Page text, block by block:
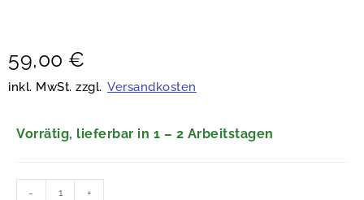
59,00 €
inkl. MwSt. zzgl. Versandkosten
Vorrätig, lieferbar in 1 – 2 Arbeitstagen
- +